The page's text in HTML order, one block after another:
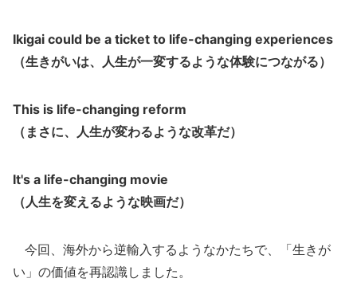
Ikigai could be a ticket to life-changing experiences
（生きがいは、人生が一変するような体験につながる）
This is life-changing reform
（まさに、人生が変わるような改革だ）
It's a life-changing movie
（人生を変えるような映画だ）
今回、海外から逆輸入するようなかたちで、「生きが
い」の価値を再認識しました。